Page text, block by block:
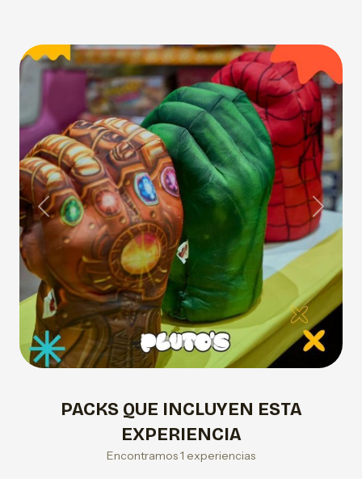
Previous Next
PACKS QUE INCLUYEN ESTA
EXPERIENCIA
Encontramos 1 experiencias